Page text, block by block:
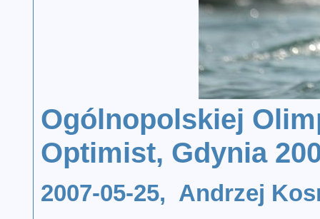
Ogólnopolskiej
Optimist, Gdynia
2007-05-25, Andrzej